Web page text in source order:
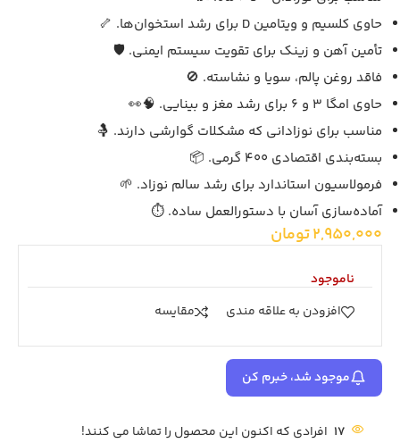
حاوی کلسیم و ویتامین D برای رشد استخوان‌ها. 🦴
تأمین آهن و زینک برای تقویت سیستم ایمنی. 🛡️
فاقد روغن پالم، سویا و نشاسته. 🚫
حاوی امگا 3 و 6 برای رشد مغز و بینایی. 🧠👀
مناسب برای نوزادانی که مشکلات گوارشی دارند. 🤱
بسته‌بندی اقتصادی 400 گرمی. 📦
فرمولاسیون استاندارد برای رشد سالم نوزاد. 🌱
آماده‌سازی آسان با دستورالعمل ساده. ⏱️
2,950,000تومان
ناموجود
افزودن به علاقه مندی
مقايسه
موجود شد، خبرم کن
17 افرادی که اکنون این محصول را تماشا می کنند!